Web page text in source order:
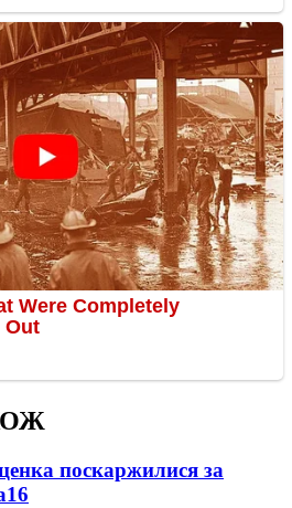
поскаржилися за
16